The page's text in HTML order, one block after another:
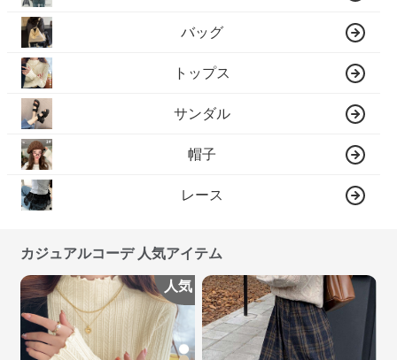
バッグ
トップス
サンダル
帽子
レース
カジュアルコーデ 人気アイテム
人気